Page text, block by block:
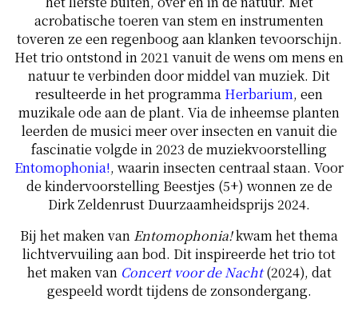
acrobatische toeren van stem en instrumenten
toveren ze een regenboog aan klanken tevoorschijn.
Het trio ontstond in 2021 vanuit de wens om mens en
natuur te verbinden door middel van muziek. Dit
resulteerde in het programma Herbarium, een
muzikale ode aan de plant. Via de inheemse planten
leerden de musici meer over insecten en vanuit die
fascinatie volgde in 2023 de muziekvoorstelling
Entomophonia!, waarin insecten centraal staan. Voor
de kindervoorstelling Beestjes (5+) wonnen ze de
Dirk Zeldenrust Duurzaamheidsprijs 2024.
Bij het maken van Entomophonia!kwam het thema
lichtvervuiling aan bod. Dit inspireerde het trio tot
het maken van Concert voor de Nacht(2024), dat
gespeeld wordt tijdens de zonsondergang.